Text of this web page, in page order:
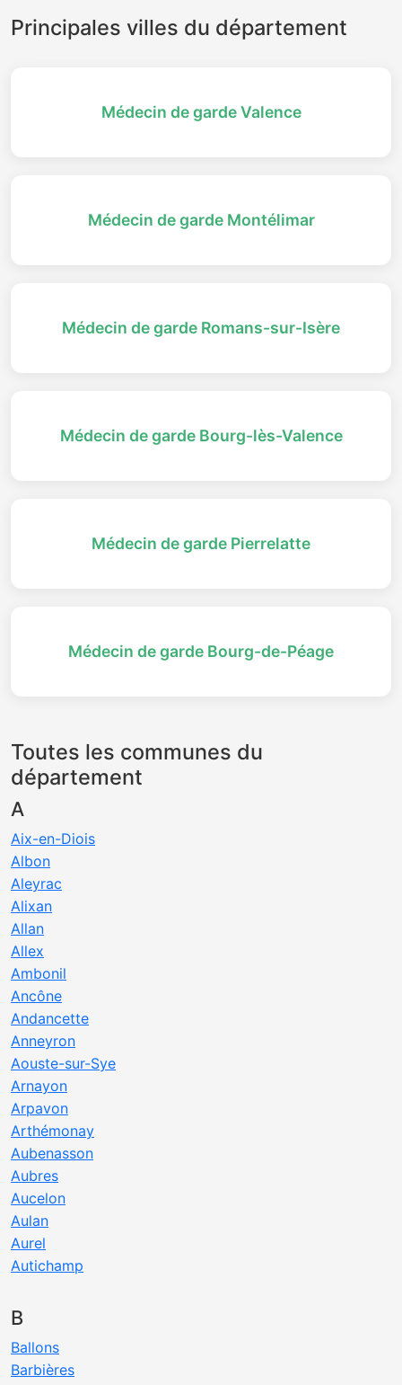
Principales villes du département
Médecin de garde Valence
Médecin de garde Montélimar
Médecin de garde Romans-sur-Isère
Médecin de garde Bourg-lès-Valence
Médecin de garde Pierrelatte
Médecin de garde Bourg-de-Péage
Toutes les communes du
département
A
Aix-en-Diois
Albon
Aleyrac
Alixan
Allan
Allex
Ambonil
Ancône
Andancette
Anneyron
Aouste-sur-Sye
Arnayon
Arpavon
Arthémonay
Aubenasson
Aubres
Aucelon
Aulan
Aurel
Autichamp
B
Ballons
Barbières